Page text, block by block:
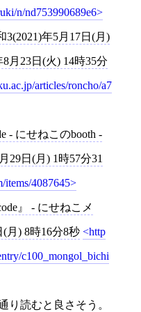
n/nd753990689e6
3(2021)年5月17日(月)
月23日(火) 14時35分
articles/roncho/a7
- にせねこのbooth -
29日(月) 1時57分31
items/4087645
』 - にせねこメ
(月) 8時16分8秒 http
c100_mongol_bichi
り読むと良さそう。